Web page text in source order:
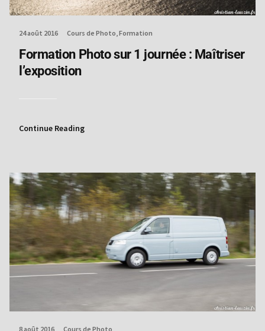
24 août 2016 Cours de Photo Formation
Formation Photo sur 1 journée : Maîtriser
l’exposition
Continue Reading
8 août 2016 Cours de Photo